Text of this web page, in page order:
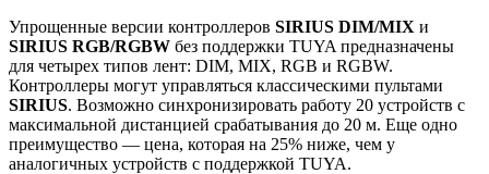
Упрощенные версии контроллеров SIRIUS DIM/MIX и
SIRIUS RGB/RGBW без поддержки TUYA предназначены
для четырех типов лент: DIM, MIX, RGB и RGBW.
Контроллеры могут управляться классическими пультами
SIRIUS. Возможно синхронизировать работу 20 устройств с
максимальной дистанцией срабатывания до 20 м. Еще одно
преимущество — цена, которая на 25% ниже, чем у
аналогичных устройств с поддержкой TUYA.